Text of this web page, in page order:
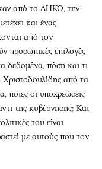
Life
routes
από το ΔΗΚΟ, την
και ένας
από τον
προσωπικές επιλογές
δεδομένα, πόση και τι
Χριστοδουλίδης από τα
ποιες οι υποχρεώσεις
της κυβέρνησης; Και,
του είναι
με αυτούς που τον